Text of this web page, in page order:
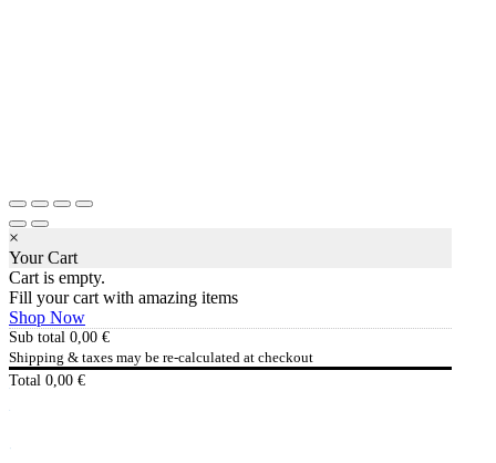
×
Your Cart
Cart is empty.
Fill your cart with amazing items
Shop Now
Sub total 0,00 €
Shipping & taxes may be re-calculated at checkout
Total 0,00 €